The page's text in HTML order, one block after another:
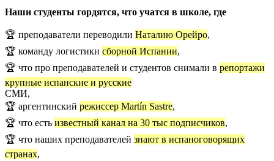
Наши студенты гордятся, что учатся в школе, где
🏆 преподаватели переводили Наталию Орейро,
🏆 команду логистики сборной Испании,
🏆 что про преподавателей и студентов снимали в репортажи
крупные испанские и русские
СМИ,
🏆 аргентинский режиссер Martín Sastre,
🏆 что есть известный канал на 30 тыс подписчиков,
🏆 что наших преподавателей знают в испаноговорящих
странах,